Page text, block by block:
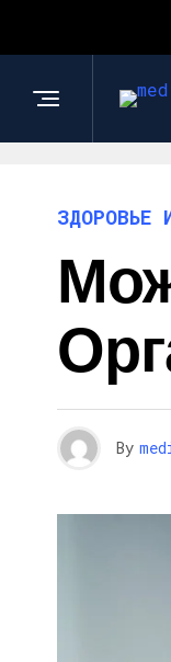
ЗДОРОВЬЕ
By